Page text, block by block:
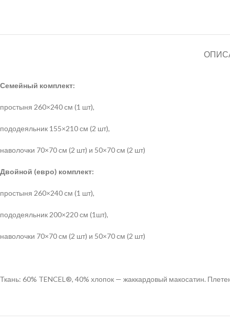
Семейный комплект:
простыня 260×240 см (1 шт),
пододеяльник 155×210 см (2 шт),
наволочки 70×70 см (2 шт) и 50×70 см (2 шт)
Двойной (евро) комплект:
простыня 260×240 см (1 шт),
пододеяльник 200×220 см (1шт),
наволочки 70×70 см (2 шт) и 50×70 см (2 шт)
Ткань: 60% TENCEL®, 40% хлопок — жаккардовый макосатин.